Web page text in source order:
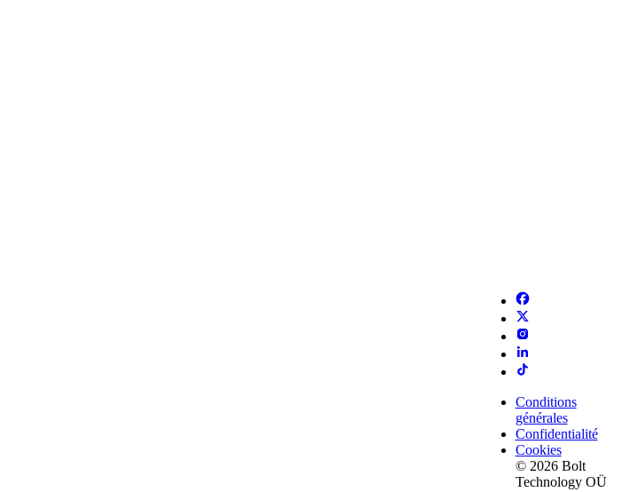
Conditions
générales
Confidentialité
Cookies
© 2026 Bolt
Technology OÜ